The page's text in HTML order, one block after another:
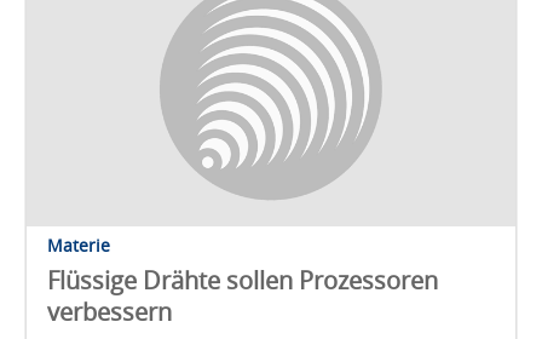
Materie
Flüssige Drähte sollen Prozessoren
verbessern